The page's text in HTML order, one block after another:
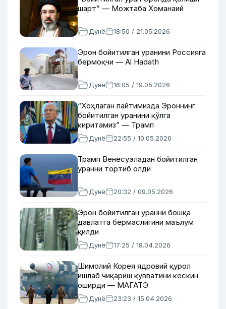
шарт” — Можтаба Хоманаий
Дунё 18:50 / 21.05.2026
Эрон бойитилган уранини Россияга
бермоқчи — Al Hadath
Дунё 16:05 / 19.05.2026
“Хоҳлаган пайтимизда Эроннинг
бойитилган уранини қўлга
киритамиз” — Трамп
Дунё 22:55 / 10.05.2026
Трамп Венесуэладан бойитилган
уранни тортиб олди
Дунё 20:32 / 09.05.2026
Эрон бойитилган уранни бошқа
давлатга бермаслигини маълум
қилди
Дунё 17:25 / 18.04.2026
Шимолий Корея ядровий қурол
ишлаб чиқариш қувватини кескин
оширди — МАГАТЭ
Дунё 23:23 / 15.04.2026